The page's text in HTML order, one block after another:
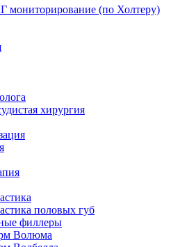
мониторирование (по Холтеру)
хирургия
половых губ
филлеры
Волюма